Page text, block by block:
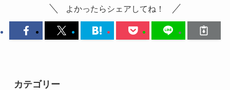
よかったらシェアしてね！
カテゴリー